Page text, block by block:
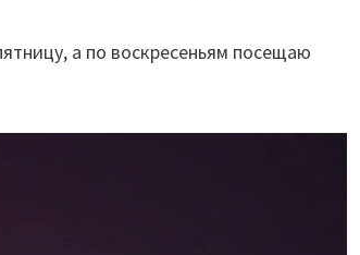
а по воскресеньям посещаю